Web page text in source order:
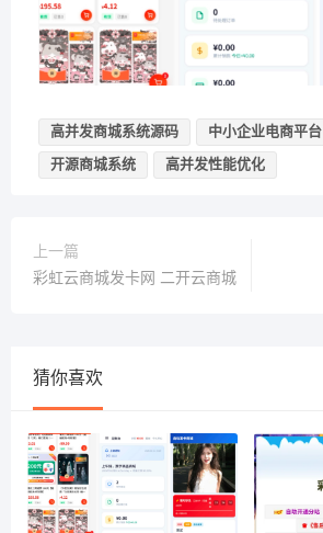
高并发商城系统源码 中小企业电商平台
开源商城系统 高并发性能优化
上一篇
彩虹云商城发卡网 二开云商城
猜你喜欢